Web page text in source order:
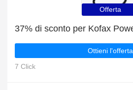
Offerta
Ottieni l'offerta
7 Click